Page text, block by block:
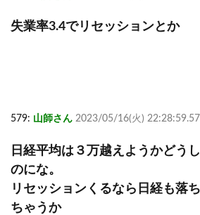
失業率3.4でリセッションとか
579: 山師さん 2023/05/16(火)
日経平均は３万越えようかどう
のにな。
リセッションくるなら日経も落
ちゃうか